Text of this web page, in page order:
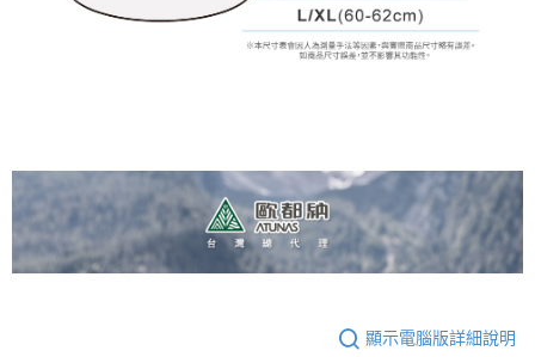
顯示電腦版詳細說明